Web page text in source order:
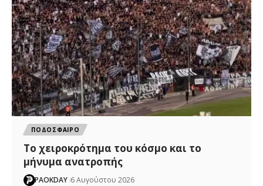
ΠΟΔΟΣΦΑΙΡΟ
Το χειροκρότημα του κόσμο και το
μήνυμα ανατροπής
PAOKDAY 6 Αυγούστου 2026